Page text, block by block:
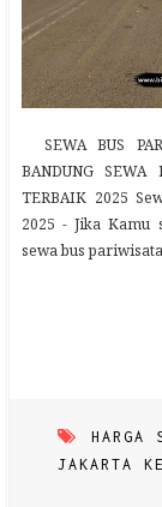
SEWA BUS
BANDUNG SEWA
TERBAIK 2025
2025 - Jika Kamu
sewa bus
HARGA
JAKARTA